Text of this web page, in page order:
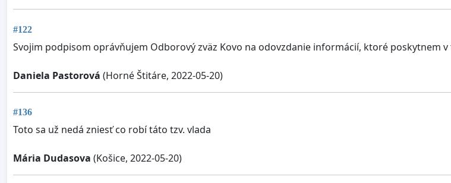
#122
Svojim podpisom oprávňujem Odborový zväz Kovo na odovzdanie informácií, ktoré
Daniela Pastorová (Horné Štitáre, 2022-05-20)
#136
Toto sa už nedá zniesť co robí táto tzv. vlada
Mária Dudasova (Košice, 2022-05-20)